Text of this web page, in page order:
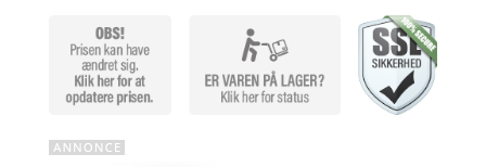
kr. 39,95.
er:
kr. 25,97.